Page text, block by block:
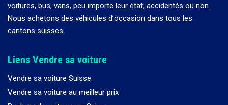
voitures, bus, vans, peu importe leur état, accidentés ou non.
Nous achetons des véhicules d’occasion dans tous les
cantons suisses.
Liens Vendre sa voiture
Vendre sa voiture Suisse
Vendre sa voiture au meilleur prix